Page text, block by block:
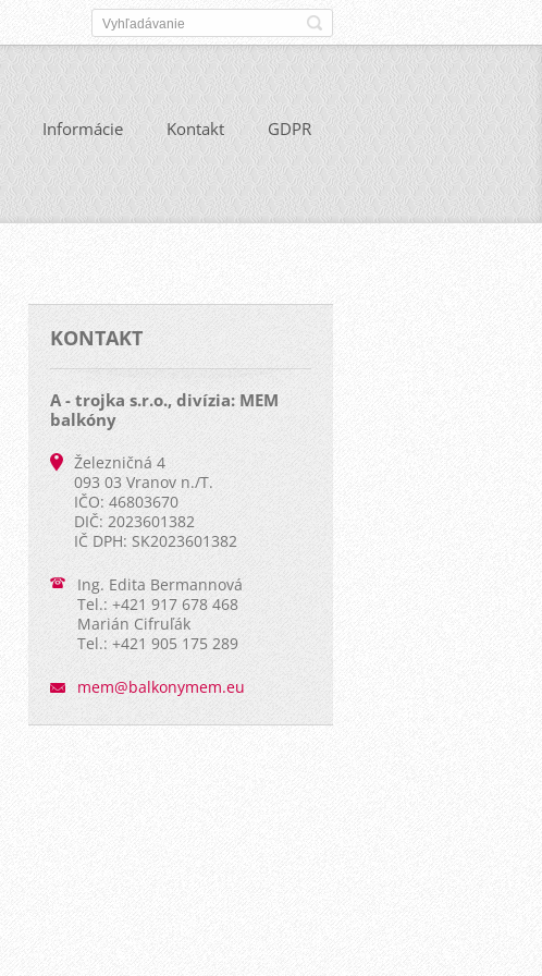
Informácie Kontakt GDPR
KONTAKT
A - trojka s.r.o., divízia: MEM
balkóny
Železničná 4
093 03 Vranov n./T.
IČO: 46803670
DIČ: 2023601382
IČ DPH: SK2023601382
Ing. Edita Bermannová
Tel.: +421 917 678 468
Marián Cifruľák
Tel.: +421 905 175 289
mem@balkonymem.eu